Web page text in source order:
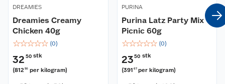
DREAMIES
Dreamies Creamy
Chicken 40g
☆☆☆☆☆ (0)
32 50 stk
(81250 per kilogram)
PURINA
Purina Latz Party Mix
Picnic 60g
☆☆☆☆☆ (0)
23 50 stk
(391 67 per kilogram)